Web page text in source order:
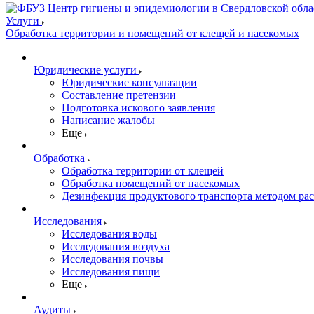
Услуги
Обработка территории и помещений от клещей и насекомых
Юридические услуги
Юридические консультации
Составление претензии
Подготовка искового заявления
Написание жалобы
Еще
Обработка
Обработка территории от клещей
Обработка помещений от насекомых
Дезинфекция продуктового транспорта методом
Исследования
Исследования воды
Исследования воздуха
Исследования почвы
Исследования пищи
Еще
Аудиты